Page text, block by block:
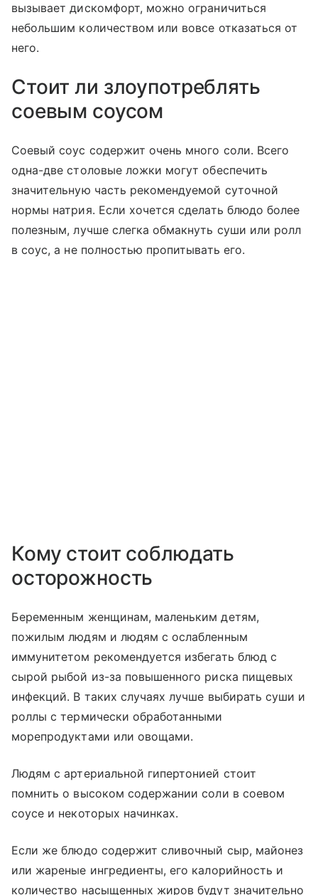
вызывает дискомфорт, можно ограничиться
небольшим количеством или вовсе отказаться от
него.
Стоит ли злоупотреблять
соевым соусом
Соевый соус содержит очень много соли. Всего
одна-две столовые ложки могут обеспечить
значительную часть рекомендуемой суточной
нормы натрия. Если хочется сделать блюдо более
полезным, лучше слегка обмакнуть суши или ролл
в соус, а не полностью пропитывать его.
Кому стоит соблюдать
осторожность
Беременным женщинам, маленьким детям,
пожилым людям и людям с ослабленным
иммунитетом рекомендуется избегать блюд с
сырой рыбой из-за повышенного риска пищевых
инфекций. В таких случаях лучше выбирать суши и
роллы с термически обработанными
морепродуктами или овощами.
Людям с артериальной гипертонией стоит
помнить о высоком содержании соли в соевом
соусе и некоторых начинках.
Если же блюдо содержит сливочный сыр, майонез
или жареные ингредиенты, его калорийность и
количество насыщенных жиров будут значительно